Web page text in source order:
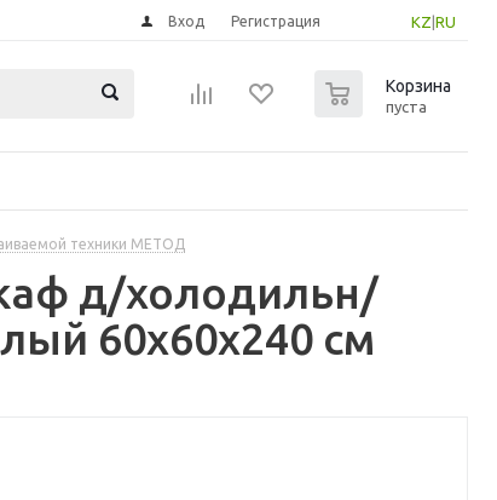
KZ RU
Вход Регистрация
Корзина
пуста
техники МЕТОД
д/холодильн/
60x60x240 см